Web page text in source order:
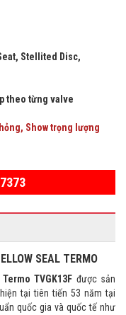
Stellited Disc,
theo từng valve
Show trọng lượng
SEAL TERMO
TVGK13F được sản
tại tiên tiến 53 năm tại
quốc gia và quốc tế như